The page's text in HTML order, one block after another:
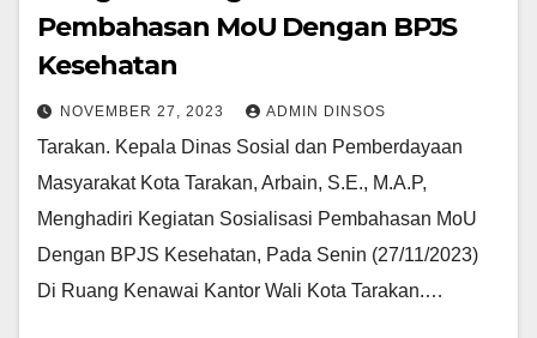
Pembahasan MoU Dengan BPJS
Kesehatan
NOVEMBER 27, 2023 ADMIN DINSOS
Tarakan. Kepala Dinas Sosial dan Pemberdayaan
Masyarakat Kota Tarakan, Arbain, S.E., M.A.P,
Menghadiri Kegiatan Sosialisasi Pembahasan MoU
Dengan BPJS Kesehatan, Pada Senin (27/11/2023)
Di Ruang Kenawai Kantor Wali Kota Tarakan.…